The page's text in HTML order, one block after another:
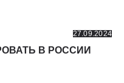
27.09.2024
В РОССИИ